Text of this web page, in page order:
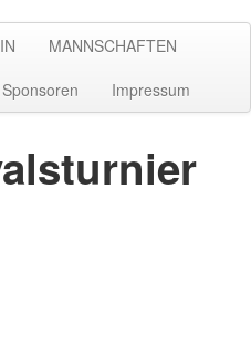
MANNSCHAFTEN
Sponsoren Impressum